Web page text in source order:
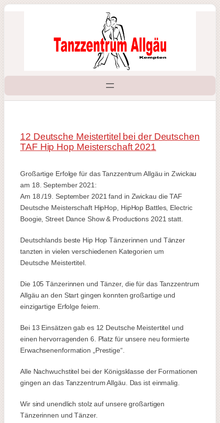
Zum
12 Deutsche Meistertitel bei der Deutschen
TAF Hip Hop Meisterschaft 2021
Großartige Erfolge für das Tanzzentrum Allgäu in Zwickau
am 18. September 2021:
Am 18./19. September 2021 fand in Zwickau die TAF
Deutsche Meisterschaft HipHop, HipHop Battles, Electric
Boogie, Street Dance Show & Productions 2021 statt.
Deutschlands beste Hip Hop Tänzerinnen und Tänzer
tanzten in vielen verschiedenen Kategorien um
Deutsche Meistertitel.
Die 105 Tänzerinnen und Tänzer, die für das Tanzzentrum
Allgäu an den Start gingen konnten großartige und
einzigartige Erfolge feiern.
Bei 13 Einsätzen gab es 12 Deutsche Meistertitel und
einen hervorragenden 6. Platz für unsere neu formierte
Erwachsenenformation „Prestige“.
Alle Nachwuchstitel bei der Königsklasse der Formationen
gingen an das Tanzzentrum Allgäu. Das ist einmalig.
Wir sind unendlich stolz auf unsere großartigen
Tänzerinnen und Tänzer.